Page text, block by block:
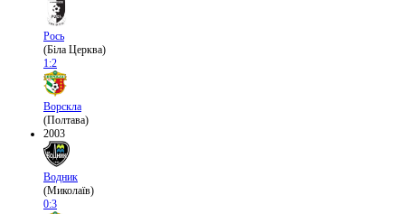
Рось
(Біла Церква)
1:2
Ворскла
(Полтава)
2003
Водник
(Миколаїв)
0:3